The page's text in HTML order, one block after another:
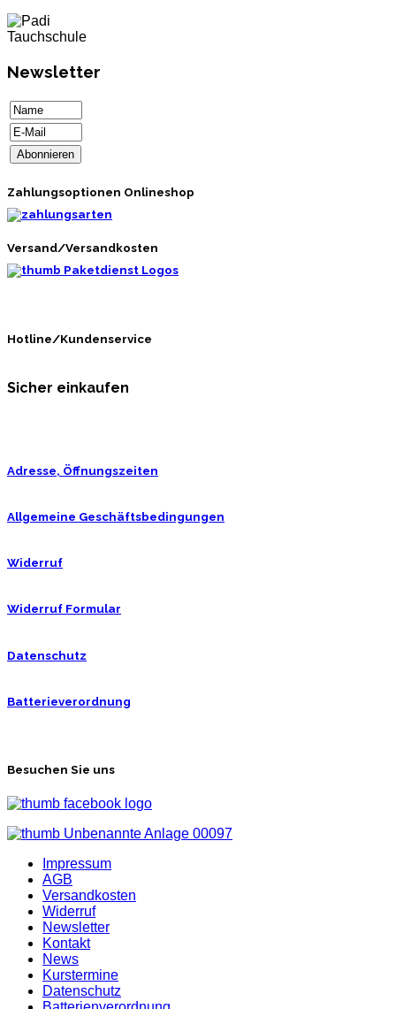
Newsletter
Zahlungsoptionen Onlineshop
Versand/Versandkosten
Hotline/Kundenservice
Sicher einkaufen
Adresse, Öffnungszeiten
Allgemeine Geschäftsbedingungen
Widerruf
Widerruf Formular
Datenschutz
Batterieverordnung
Besuchen Sie uns
Impressum
AGB
Versandkosten
Widerruf
Newsletter
Kontakt
News
Kurstermine
Datenschutz